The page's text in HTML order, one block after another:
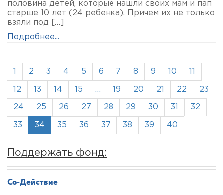
половина детей, которые нашли своих мам и пап
старше 10 лет (24 ребенка). Причем их не только
взяли под […]
Подробнее...
2 3 4 5 6 7 8 9 10
12 13 14 15 … 19 20 21 22 23
24 25 26 27 28 29 30 31 32
33 34 35 36 37 38 39 40
Поддержать фонд:
Со-Действие